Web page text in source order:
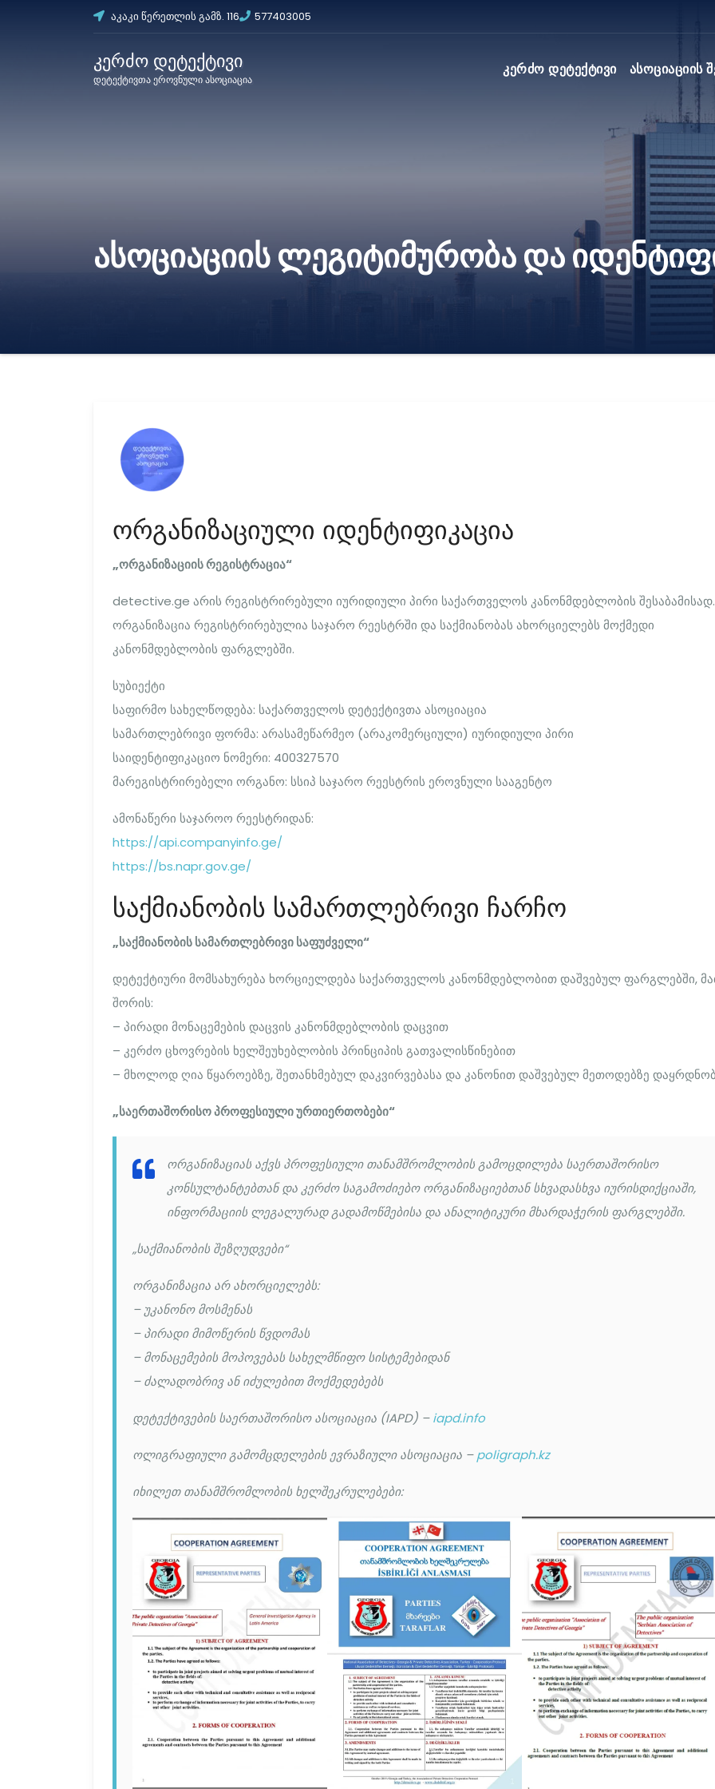
აკაკი წერეთლის გამზ. 116 577403005
კერძო დეტექტივი
დეტექტივთა ეროვნული ასოციაცია
Კერძო Დეტექტივი Ასოციაციის
ასოციაციის ლეგიტიმურობა და
ორგანიზაციული იდენტიფიკაცია
„ორგანიზაციის რეგისტრაცია“
detective.ge არის რეგისტრირებული იურიდიული პირი საქართველოს კანონმდებლობის შესაბამისად.
ორგანიზაცია რეგისტრირებულია საჯარო რეესტრში და საქმიანობას ახორციელებს მოქმედი
კანონმდებლობის ფარგლებში.
სუბიექტი
საფირმო სახელწოდება: საქართველოს დეტექტივთა ასოციაცია
სამართლებრივი ფორმა: არასამეწარმეო (არაკომერციული) იურიდიული პირი
საიდენტიფიკაციო ნომერი: 400327570
მარეგისტრირებელი ორგანო: სსიპ საჯარო რეესტრის ეროვნული სააგენტო
ამონაწერი საჯაროო რეესტრიდან:
https://api.companyinfo.ge/
https://bs.napr.gov.ge/
საქმიანობის სამართლებრივი ჩარჩო
„საქმიანობის სამართლებრივი საფუძველი“
დეტექტიური მომსახურება ხორციელდება საქართველოს კანონმდებლობით დაშვებულ ფარგლებში,
შორის:
– პირადი მონაცემების დაცვის კანონმდებლობის დაცვით
– კერძო ცხოვრების ხელშეუხებლობის პრინციპის გათვალისწინებით
– მხოლოდ ღია წყაროებზე, შეთანხმებულ დაკვირვებასა და კანონით დაშვებულ მეთოდებზე
„საერთაშორისო პროფესიული ურთიერთობები“
ორგანიზაციას აქვს პროფესიული თანამშრომლობის გამოცდილება საერთაშორისო
კონსულტანტებთან და კერძო საგამოძიებო ორგანიზაციებთან სხვადასხვა იურისდიქციაში,
ინფორმაციის ლეგალურად გადამოწმებისა და ანალიტიკური მხარდაჭერის ფარგლებში.
„საქმიანობის შეზღუდვები“
ორგანიზაცია არ ახორციელებს:
– უკანონო მოსმენას
– პირადი მიმოწერის წვდომას
– მონაცემების მოპოვებას სახელმწიფო სისტემებიდან
– ძალადობრივ ან იძულებით მოქმედებებს
დეტექტივების საერთაშორისო ასოციაცია (IAPD) –iapd.info
ოლიგრაფიული გამომცდელების ევრაზიული ასოციაცია –poligraph.kz
იხილეთ თანამშრომლობის ხელშეკრულებები: